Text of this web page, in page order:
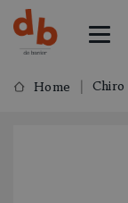
Home Chiro